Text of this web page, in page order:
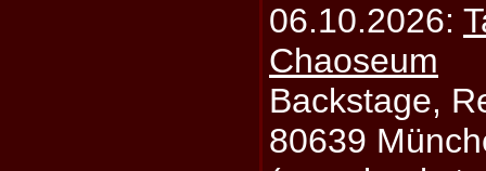
06.10.2026:
Chaoseum
Backstage,
80639